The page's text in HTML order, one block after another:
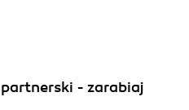
- zarabiaj